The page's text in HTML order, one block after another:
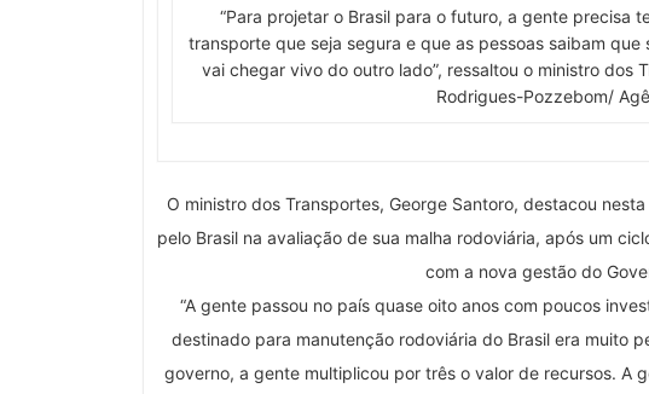
“Para projetar o Brasil para o futuro, a gente precisa
transporte que seja segura e que as pessoas saibam
vai chegar vivo do outro lado”, ressaltou o ministro dos
Rodrigues-Pozzebom/
O ministro dos Transportes, George Santoro, destacou
pelo Brasil na avaliação de sua malha rodoviária, após um
com a nova gestão do
“A gente passou no país quase oito anos com poucos
destinado para manutenção rodoviária do Brasil era muito
governo, a gente multiplicou por três o valor de recursos. A